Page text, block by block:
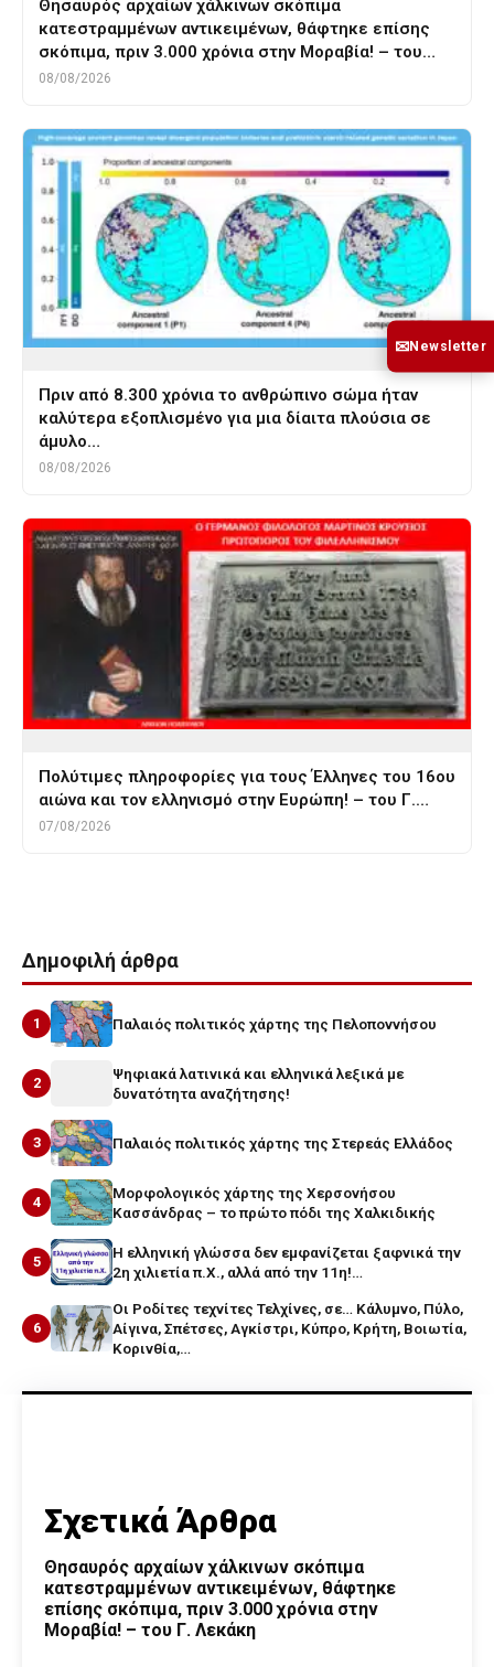
Θησαυρός αρχαίων χάλκινων σκόπιμα
κατεστραμμένων αντικειμένων, θάφτηκε επίσης
σκόπιμα, πριν 3.000 χρόνια στην Μοραβία! – του…
08/08/2026
Πριν από 8.300 χρόνια το ανθρώπινο σώμα ήταν
καλύτερα εξοπλισμένο για μια δίαιτα πλούσια σε
άμυλο…
08/08/2026
Πολύτιμες πληροφορίες για τους Έλληνες του 16ου
αιώνα και τον ελληνισμό στην Ευρώπη! – του Γ.…
07/08/2026
Δημοφιλή άρθρα
1 Παλαιός πολιτικός χάρτης της Πελοποννήσου
2
Ψηφιακά λατινικά και ελληνικά λεξικά με
δυνατότητα αναζήτησης!
3 Παλαιός πολιτικός χάρτης της Στερεάς Ελλάδος
4
Μορφολογικός χάρτης της Χερσονήσου
Κασσάνδρας – το πρώτο πόδι της Χαλκιδικής
5
Η ελληνική γλώσσα δεν εμφανίζεται ξαφνικά την
2η χιλιετία π.Χ., αλλά από την 11η!…
6
Οι Ροδίτες τεχνίτες Τελχίνες, σε… Κάλυμνο, Πύλο,
Αίγινα, Σπέτσες, Αγκίστρι, Κύπρο, Κρήτη, Βοιωτία,
Κορινθία,…
Σχετικά Άρθρα
Θησαυρός αρχαίων χάλκινων σκόπιμα
κατεστραμμένων αντικειμένων, θάφτηκε
επίσης σκόπιμα, πριν 3.000 χρόνια στην
Μοραβία! – του Γ. Λεκάκη
✉Newsletter